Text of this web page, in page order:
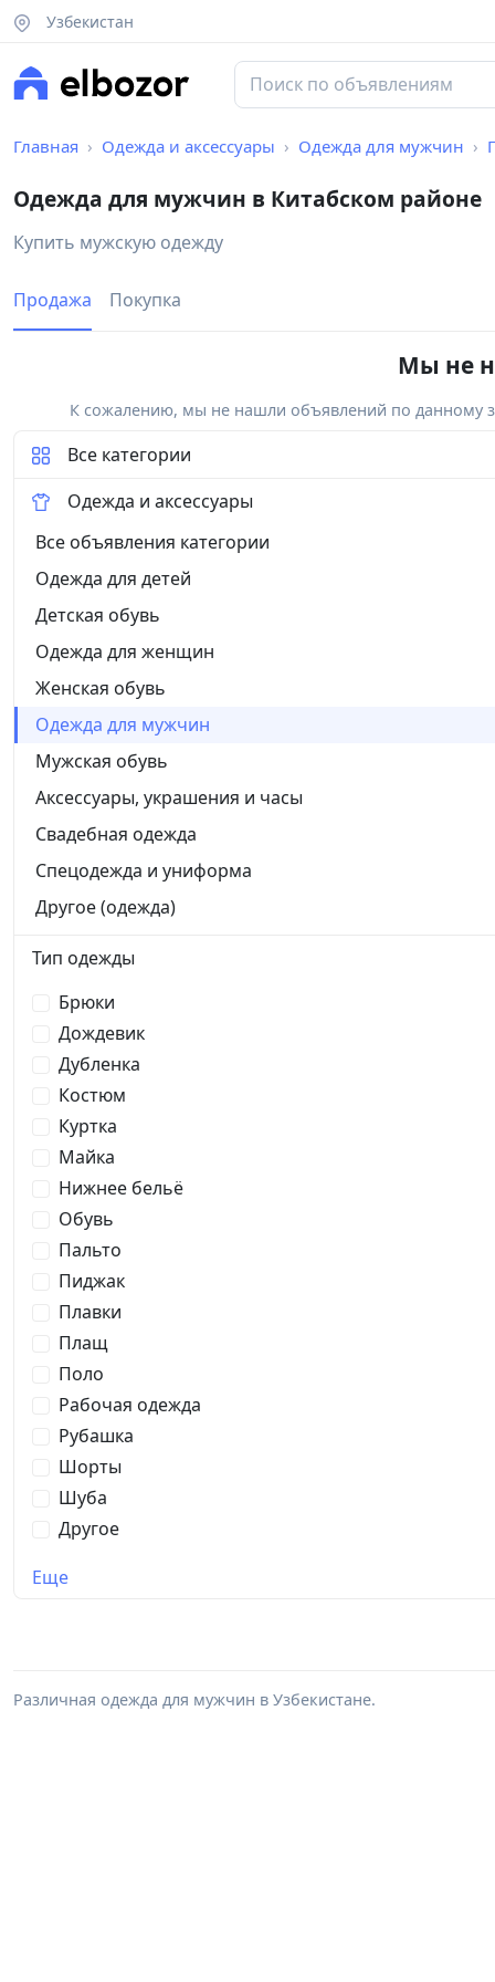
Узбекистан
Главная Одежда и аксессуары Одежда для мужчин
Одежда для мужчин в Китабском районе
Купить мужскую одежду
Продажа Покупка
Мы не
К сожалению, мы не нашли объявлений по данному
Все категории
Одежда и аксессуары
Все объявления категории
Одежда для детей
Детская обувь
Одежда для женщин
Женская обувь
Одежда для мужчин
Мужская обувь
Аксессуары, украшения и часы
Свадебная одежда
Спецодежда и униформа
Другое (одежда)
Тип одежды
Брюки
Дождевик
Дубленка
Костюм
Куртка
Майка
Нижнее бельё
Обувь
Пальто
Пиджак
Плавки
Плащ
Поло
Рабочая одежда
Рубашка
Шорты
Шуба
Другое
Еще
Различная одежда для мужчин в Узбекистане.